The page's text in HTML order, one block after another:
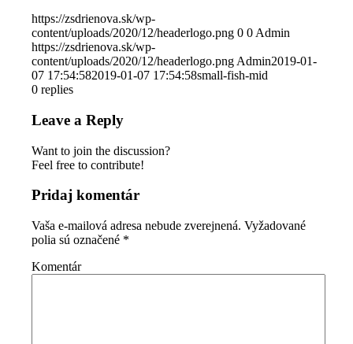
https://zsdrienova.sk/wp-
content/uploads/2020/12/headerlogo.png 0 0 Admin
https://zsdrienova.sk/wp-
content/uploads/2020/12/headerlogo.png Admin2019-01-
07 17:54:582019-01-07 17:54:58small-fish-mid
0 replies
Leave a Reply
Want to join the discussion?
Feel free to contribute!
Pridaj komentár
Vaša e-mailová adresa nebude zverejnená. Vyžadované
polia sú označené *
Komentár